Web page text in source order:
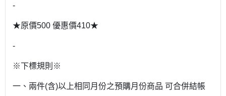
-
★原價500 優惠價410★
-
※下標規則※
一、兩件(含)以上相同月份之預購月份商品 可合併結帳